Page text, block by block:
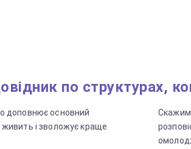
по структурах,
доповнює основний
і зволожує краще